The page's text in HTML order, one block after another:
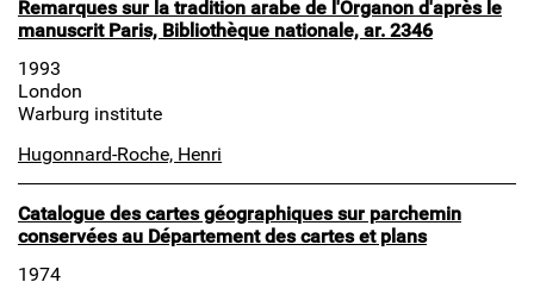
Remarques sur la tradition arabe de l'Organon d'après le
manuscrit Paris, Bibliothèque nationale, ar. 2346
1993
London
Warburg institute
Hugonnard-Roche, Henri
Catalogue des cartes géographiques sur parchemin
conservées au Département des cartes et plans
1974